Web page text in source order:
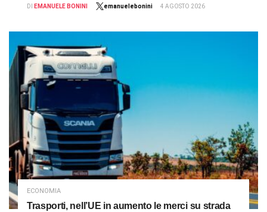
DI EMANUELE BONINI emanuelebonini 4 AGOSTO 2026
ECONOMIA
Trasporti, nell’UE in aumento le merci su strada